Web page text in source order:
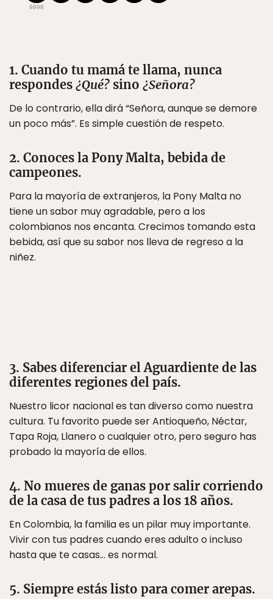
9998
1. Cuando tu mamá te llama, nunca
respondes ¿Qué? sino ¿Señora?
De lo contrario, ella dirá “Señora, aunque se demore
un poco más”. Es simple cuestión de respeto.
2. Conoces la Pony Malta, bebida de
campeones.
Para la mayoría de extranjeros, la Pony Malta no
tiene un sabor muy agradable, pero a los
colombianos nos encanta. Crecimos tomando esta
bebida, así que su sabor nos lleva de regreso a la
niñez.
3. Sabes diferenciar el Aguardiente de las
diferentes regiones del país.
Nuestro licor nacional es tan diverso como nuestra
cultura. Tu favorito puede ser Antioqueño, Néctar,
Tapa Roja, Llanero o cualquier otro, pero seguro has
probado la mayoría de ellos.
4. No mueres de ganas por salir corriendo
de la casa de tus padres a los 18 años.
En Colombia, la familia es un pilar muy importante.
Vivir con tus padres cuando eres adulto o incluso
hasta que te casas… es normal.
5. Siempre estás listo para comer arepas.